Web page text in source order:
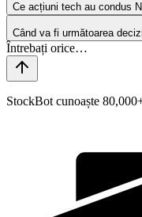
Ce acțiuni tech au condus
Când va fi următoarea
StockBot cunoaște